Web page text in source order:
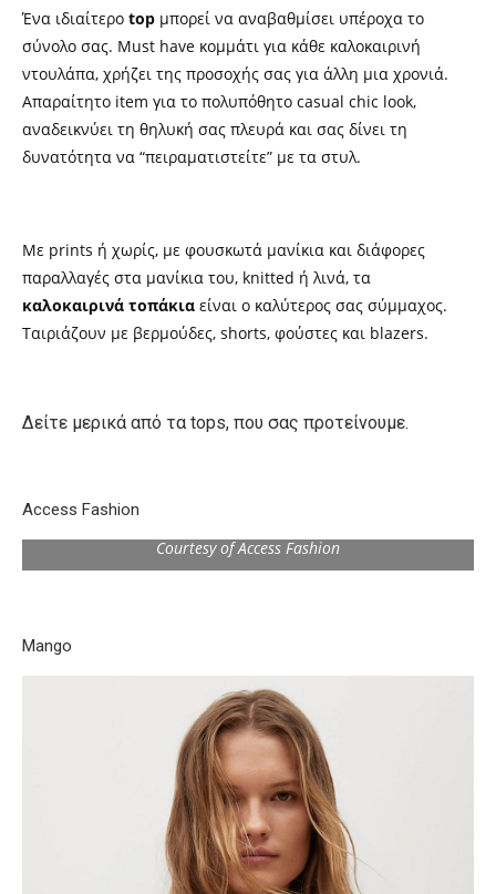
Ένα ιδιαίτερο top μπορεί να αναβαθμίσει υπέροχα το
σύνολο σας. Must have κομμάτι για κάθε καλοκαιρινή
ντουλάπα, χρήζει της προσοχής σας για άλλη μια χρονιά.
Απαραίτητο item για το πολυπόθητο casual chic look,
αναδεικνύει τη θηλυκή σας πλευρά και σας δίνει τη
δυνατότητα να “πειραματιστείτε” με τα στυλ.
Με prints ή χωρίς, με φουσκωτά μανίκια και διάφορες
παραλλαγές στα μανίκια του, knitted ή λινά, τα
καλοκαιρινά τοπάκια είναι ο καλύτερος σας σύμμαχος.
Ταιριάζουν με βερμούδες, shorts, φούστες και blazers.
Δείτε μερικά από τα tops, που σας προτείνουμε.
Access Fashion
Courtesy of Access Fashion
Mango